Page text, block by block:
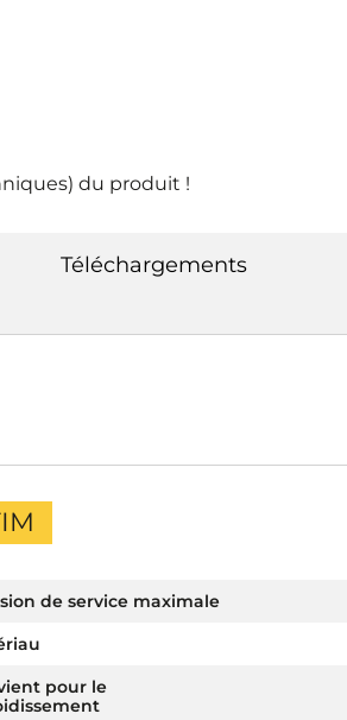
du produit !
Téléchargements
de service maximale
pour le